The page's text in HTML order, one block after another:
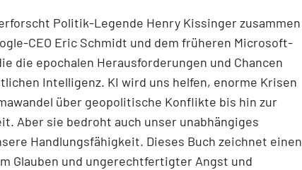
Politik-Legende Henry Kissinger zusammen
CEO Eric Schmidt und dem früheren Microsoft-
die epochalen Herausforderungen und Chancen
Intelligenz. KI wird uns helfen, enorme Krisen
über geo­poli­tische Konflikte bis hin zur
Aber sie bedroht auch unser unabhängiges
Handlungsfähigkeit. Dieses Buch zeichnet einen
Glauben und ungerechtfertigter Angst und